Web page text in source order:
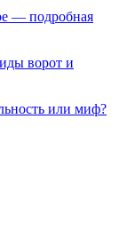
— подробная
ворот и
или миф?